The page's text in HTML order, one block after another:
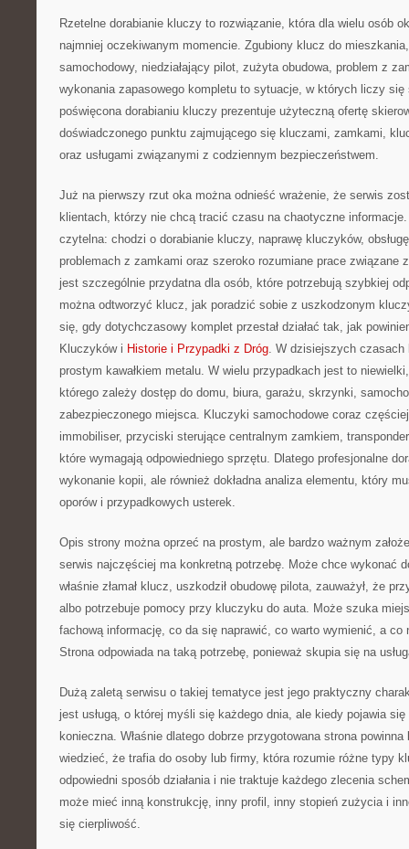
Rzetelne dorabianie kluczy to rozwiązanie, która dla wielu osób
najmniej oczekiwanym momencie. Zgubiony klucz do
samochodowy, niedziałający pilot, zużyta obudowa, problem z
wykonania zapasowego kompletu to sytuacje, w których liczy
poświęcona dorabianiu kluczy prezentuje użyteczną ofertę
doświadczonego punktu zajmującego się kluczami, zamkami,
oraz usługami związanymi z codziennym bezpieczeństwem.
Już na pierwszy rzut oka można odnieść wrażenie, że serwis
klientach, którzy nie chcą tracić czasu na chaotyczne
czytelna: chodzi o dorabianie kluczy, naprawę kluczyków,
problemach z zamkami oraz szeroko rozumiane prace związane
jest szczególnie przydatna dla osób, które potrzebują szybkiej
można odtworzyć klucz, jak poradzić sobie z uszkodzonym
się, gdy dotychczasowy komplet przestał działać tak, jak
Kluczyków i Historie i Przypadki z Dróg. W dzisiejszych
prostym kawałkiem metalu. W wielu przypadkach jest to
którego zależy dostęp do domu, biura, garażu, skrzynki,
zabezpieczonego miejsca. Kluczyki samochodowe coraz
immobiliser, przyciski sterujące centralnym zamkiem,
które wymagają odpowiedniego sprzętu. Dlatego profesjonalne
wykonanie kopii, ale również dokładna analiza elementu, który
oporów i przypadkowych usterek.
Opis strony można oprzeć na prostym, ale bardzo ważnym
serwis najczęściej ma konkretną potrzebę. Może chce wykonać
właśnie złamał klucz, uszkodził obudowę pilota, zauważył, że
albo potrzebuje pomocy przy kluczyku do auta. Może szuka
fachową informację, co da się naprawić, co warto wymienić, a co
Strona odpowiada na taką potrzebę, ponieważ skupia się na
Dużą zaletą serwisu o takiej tematyce jest jego praktyczny
jest usługą, o której myśli się każdego dnia, ale kiedy pojawia
konieczna. Właśnie dlatego dobrze przygotowana strona
wiedzieć, że trafia do osoby lub firmy, która rozumie różne typy
odpowiedni sposób działania i nie traktuje każdego zlecenia
może mieć inną konstrukcję, inny profil, inny stopień zużycia i
się cierpliwość.